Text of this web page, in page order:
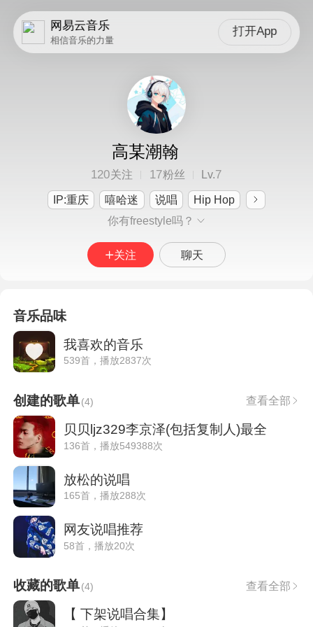
网易云音乐
相信音乐的力量
打开App
高某潮翰
120关注 17粉丝 Lv.7
IP:重庆 嘻哈迷 说唱
Hip Hop
你有freestyle吗？
关注 聊天
音乐品味
我喜欢的音乐
539首，播放2837次
创建的歌单(4) 查看全部
贝贝ljz329李京泽(包括复制人)最全
136首，播放549388次
放松的说唱
165首，播放288次
网友说唱推荐
58首，播放20次
收藏的歌单(4) 查看全部
【 下架说唱合集】